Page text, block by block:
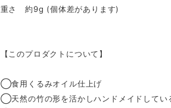
重さ 約9g (個体差があります)
【このプロダクトについて】
◯食用くるみオイル仕上げ
◯天然の竹の形を活かしハンドメイドしてい